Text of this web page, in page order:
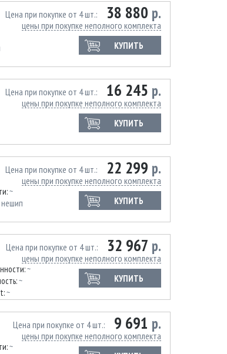
38 880 р.
Цена при покупке от 4 шт.
цены при покупке неполного комплекта
КУПИТЬ
16 245 р.
Цена при покупке от 4 шт.
цены при покупке неполного комплекта
КУПИТЬ
22 299 р.
Цена при покупке от 4 шт.
цены при покупке неполного комплекта
КУПИТЬ
~
нешип
32 967 р.
Цена при покупке от 4 шт.
цены при покупке неполного комплекта
КУПИТЬ
~
~
~
9 691 р.
Цена при покупке от 4 шт.
цены при покупке неполного комплекта
~